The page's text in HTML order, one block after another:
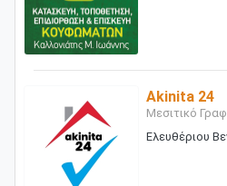
Akinita 24
Μεσιτικό
Ελευθέριου